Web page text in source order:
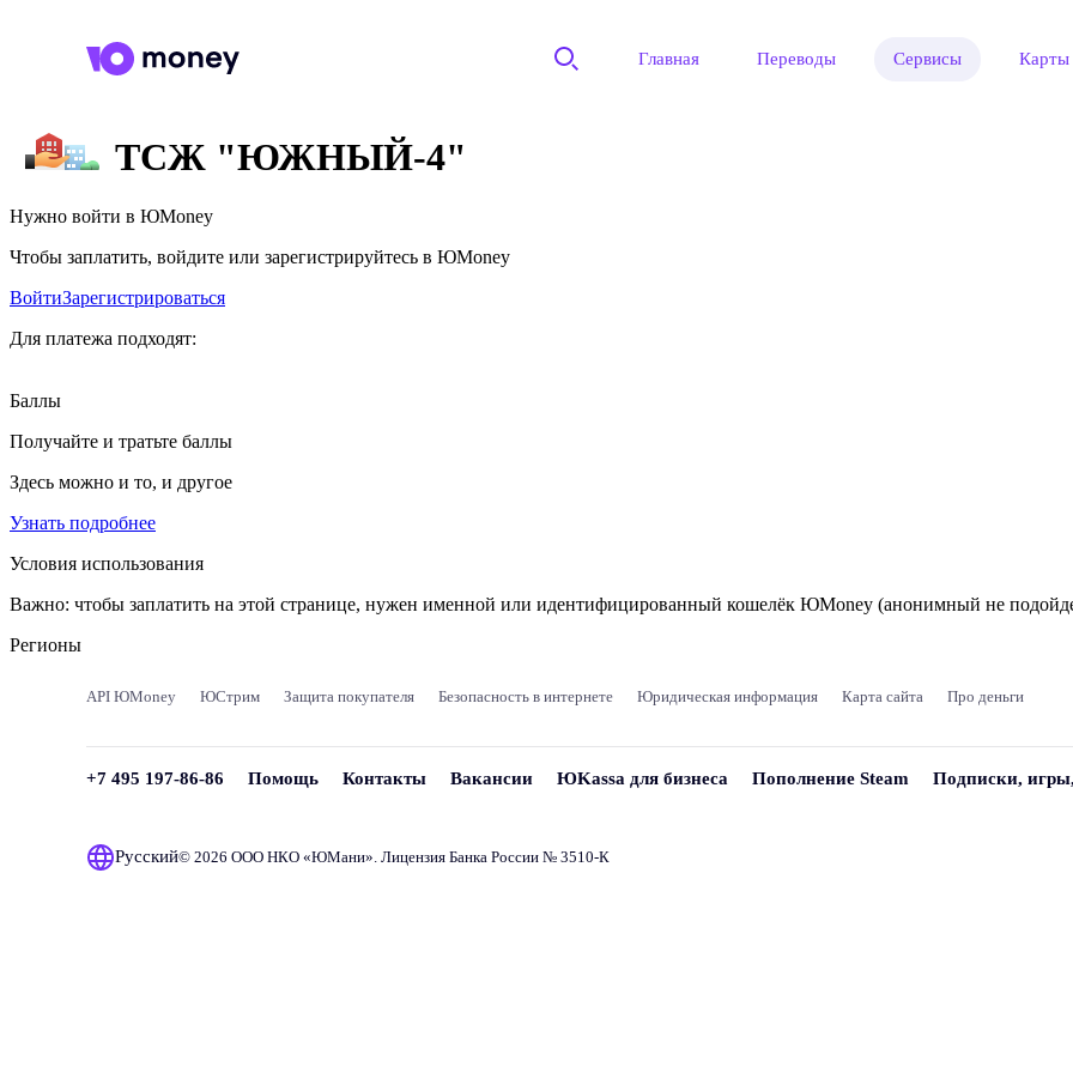
Главная Переводы Сервисы Карты
ТСЖ "ЮЖНЫЙ-4"
Нужно войти в ЮMoney
Чтобы заплатить, войдите или зарегистрируйтесь в ЮMoney
ВойтиЗарегистрироваться
Для платежа подходят:
Баллы
Получайте и тратьте баллы
Здесь можно и то, и другое
Узнать подробнее
Условия использования
Важно: чтобы заплатить на этой странице, нужен именной или идентифицированный кошелёк ЮMoney (анонимный не
Регионы
API ЮMoney ЮСтрим Защита покупателя Безопасность в интернете Юридическая информация Карта сайта Про деньги
+7 495 197-86-86 Помощь Контакты Вакансии ЮKassa для бизнеса Пополнение Steam Подписки,
Русский© 2026 ООО НКО «ЮМани». Лицензия Банка России № 3510‑К